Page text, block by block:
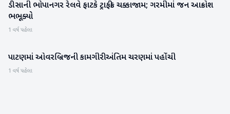
બનાસકાંઠા
ડીસાની ભોપાનગર રેલવે ફાટકે ટ્રાફીક ચક્કાજામ; ગરમીમાં જન આક્રોશ
ભભૂક્યો
1 વર્ષ પહેલા
પાટણ
પાટણમાં ઓવરબ્રિજની કામગીરી અંતિમ ચરણમાં પહોંચી
1 વર્ષ પહેલા